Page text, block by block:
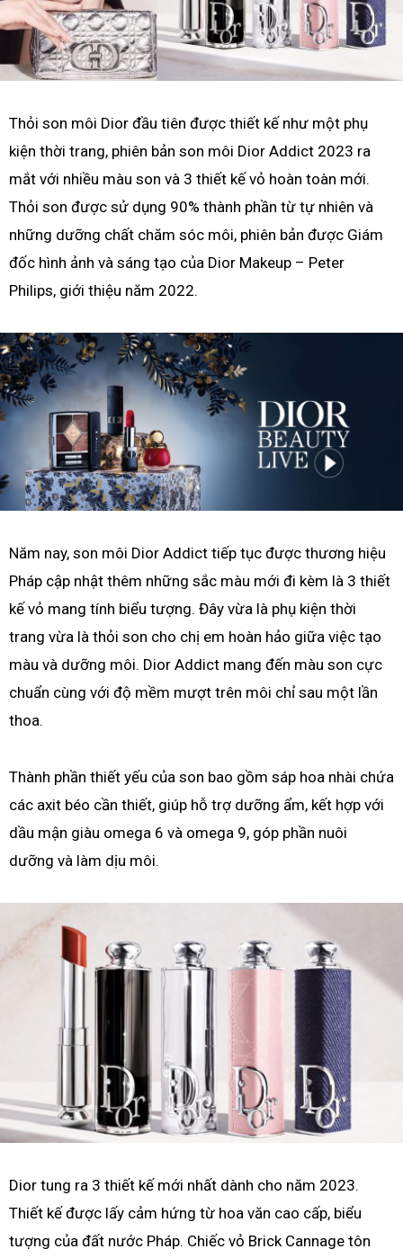
Thỏi son môi Dior đầu tiên được thiết kế như một phụ
kiện thời trang, phiên bản son môi Dior Addict 2023 ra
mắt với nhiều màu son và 3 thiết kế vỏ hoàn toàn mới.
Thỏi son được sử dụng 90% thành phần từ tự nhiên và
những dưỡng chất chăm sóc môi, phiên bản được Giám
đốc hình ảnh và sáng tạo của Dior Makeup – Peter
Philips, giới thiệu năm 2022.
Năm nay, son môi Dior Addict tiếp tục được thương hiệu
Pháp cập nhật thêm những sắc màu mới đi kèm là 3 thiết
kế vỏ mang tính biểu tượng. Đây vừa là phụ kiện thời
trang vừa là thỏi son cho chị em hoàn hảo giữa việc tạo
màu và dưỡng môi. Dior Addict mang đến màu son cực
chuẩn cùng với độ mềm mượt trên môi chỉ sau một lần
thoa.
Thành phần thiết yếu của son bao gồm sáp hoa nhài chứa
các axit béo cần thiết, giúp hỗ trợ dưỡng ẩm, kết hợp với
dầu mận giàu omega 6 và omega 9, góp phần nuôi
dưỡng và làm dịu môi.
Dior tung ra 3 thiết kế mới nhất dành cho năm 2023.
Thiết kế được lấy cảm hứng từ hoa văn cao cấp, biểu
tượng của đất nước Pháp. Chiếc vỏ Brick Cannage tôn